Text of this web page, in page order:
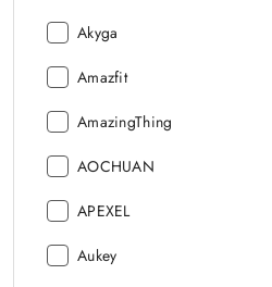
Producent:
Akyga
Producent:
Amazfit
Producent:
AmazingThing
Producent:
AOCHUAN
Producent:
APEXEL
Producent:
Aukey